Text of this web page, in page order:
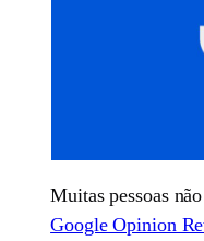
Muitas pessoas
Google Opinion